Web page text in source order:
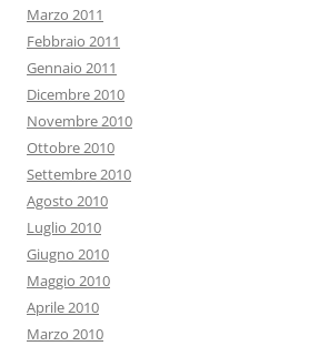
Marzo 2011
Febbraio 2011
Gennaio 2011
Dicembre 2010
Novembre 2010
Ottobre 2010
Settembre 2010
Agosto 2010
Luglio 2010
Giugno 2010
Maggio 2010
Aprile 2010
Marzo 2010